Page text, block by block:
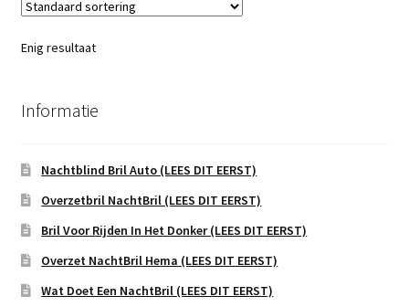
Enig resultaat
Informatie
Nachtblind Bril Auto (LEES DIT EERST)
Overzetbril NachtBril (LEES DIT EERST)
Bril Voor Rijden In Het Donker (LEES DIT EERST)
Overzet NachtBril Hema (LEES DIT EERST)
Wat Doet Een NachtBril (LEES DIT EERST)